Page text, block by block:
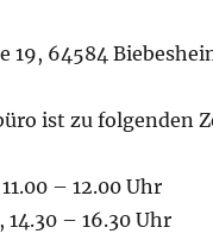
19, 64584
ist zu folgenden
– 12.00 Uhr
– 16.30 Uhr